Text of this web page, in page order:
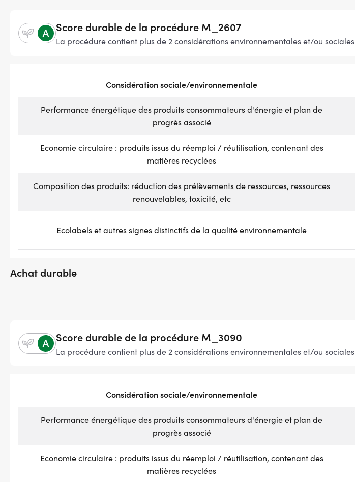
Score durable de la procédure M_2607
La procédure contient plus de 2 considérations environnementales et/ou sociales
Considération sociale/environnementale
Performance énergétique des produits consommateurs d'énergie et plan de
progrès associé
Economie circulaire : produits issus du réemploi / réutilisation, contenant des
matières recyclées
Composition des produits: réduction des prélèvements de ressources, ressources
renouvelables, toxicité, etc
Ecolabels et autres signes distinctifs de la qualité environnementale
Achat durable
Score durable de la procédure M_3090
La procédure contient plus de 2 considérations environnementales et/ou sociales
Considération sociale/environnementale
Performance énergétique des produits consommateurs d'énergie et plan de
progrès associé
Economie circulaire : produits issus du réemploi / réutilisation, contenant des
matières recyclées